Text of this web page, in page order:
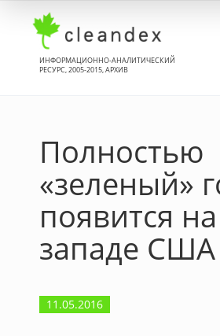
ИНФОРМАЦИОННО-АНАЛИТИЧЕСКИЙ
РЕСУРС, 2005-2015, АРХИВ
Полностью
«зеленый»
появится
западе США
11.05.2016